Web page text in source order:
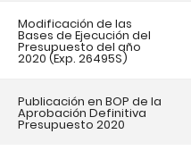
Modificación de las
Bases de Ejecución del
Presupuesto del año
2020 (Exp. 26495S)
Publicación en BOP de la
Aprobación Definitiva
Presupuesto 2020